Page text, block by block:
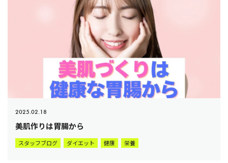
2025.02.18
美肌作りは胃腸から
スタッフブログ ダイエット 健康 栄養